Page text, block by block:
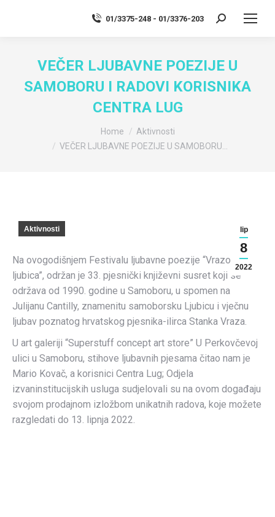
01/3375-248 - 01/3376-203 Search:
VEČER LJUBAVNE POEZIJE U
SAMOBORU I RADOVI KORISNIKA
CENTRA LUG
Home
Aktivnosti
VEČER LJUBAVNE POEZIJE U SAMOBORU…
lip
8
2022
Aktivnosti
Na ovogodišnjem Festivalu ljubavne poezije “Vrazova
ljubica”, održan je 33. pjesnički književni susret koji se
održava od 1990. godine u Samoboru, u spomen na
Julijanu Cantilly, znamenitu samoborsku Ljubicu i vječnu
ljubav poznatog hrvatskog pjesnika-ilirca Stanka Vraza.
U art galeriji “Superstuff concept art store” U Perkovčevoj
ulici u Samoboru, stihove ljubavnih pjesama čitao nam je
Mario Kovač, a korisnici Centra Lug; Odjela
izvaninstitucijskih usluga sudjelovali su na ovom događaju
svojom prodajnom izložbom unikatnih radova, koje možete
razgledati do 13. lipnja 2022.